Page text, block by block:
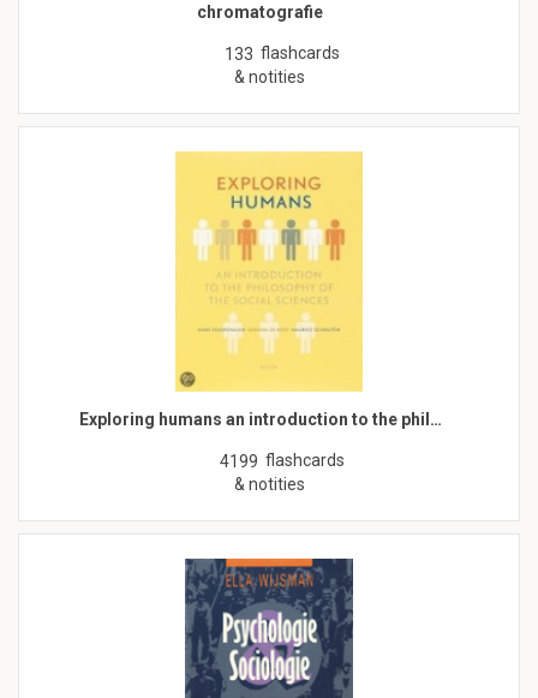
chromatografie
133 flashcards
& notities
Exploring humans an introduction to the phil…
4199 flashcards
& notities